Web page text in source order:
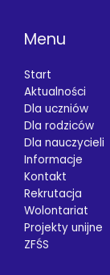
Menu
Start
Aktualności
Dla uczniów
Dla rodziców
Dla nauczycieli
Informacje
Kontakt
Rekrutacja
Wolontariat
Projekty unijne
ZFŚS